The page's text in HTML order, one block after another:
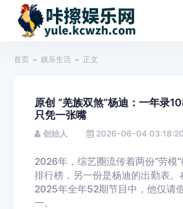
首页 娱乐生活 正文
原创 “羌族双煞”杨迪：一年录
只凭一张嘴
创始人 2026-06-04 03:18:20
2026年，综艺圈流传着两份“劳模
排行榜，另一份是杨迪的出勤表。
2025年全年52期节目中，他仅请
一。